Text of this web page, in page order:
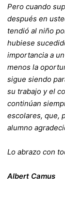
Pero cuando
después en
tendió al niño
hubiese
importancia a
menos la
sigue siendo
su trabajo y el
continúan
escolares, que,
alumno
Lo abrazo con
Albert Camus